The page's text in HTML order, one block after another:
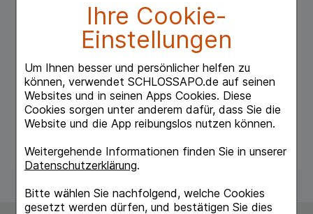
Ihre Cookie-
Einstellungen
Um Ihnen besser und persönlicher helfen zu
können, verwendet SCHLOSSAPO.de auf seinen
Websites und in seinen Apps Cookies. Diese
Cookies sorgen unter anderem dafür, dass Sie die
Website und die App reibungslos nutzen können.
Weitergehende Informationen finden Sie in unserer
Datenschutzerklärung.
Bitte wählen Sie nachfolgend, welche Cookies
gesetzt werden dürfen, und bestätigen Sie dies
durch Waschmittel etc.) sowie zur Weiter- und
Nachbehandlung der genannten
Hauterkrankungen.
schnelle Juckreizstillung
feuchtigkeitserhöhend
angenehme Hautfettung
Zu Risiken und Nebenwirkungen lesen Sie die
Packungsbeilage und fragen Ihren Arzt oder